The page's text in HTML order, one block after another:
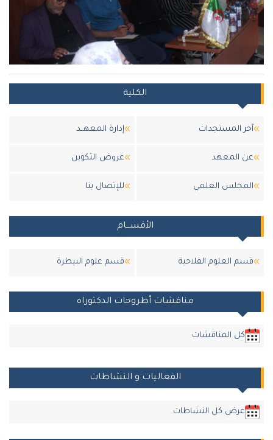
الكلية
آخر المستجدات إدارة المعهــد
عن المعهد عروض التكوين
المجلس العلمي للإتصال بنا
الأقســـام
قسم العلوم الفلاحية قسم علوم البيطرة
مناقشات أطروحات الدكتوراه
كل المناقشات
الفعاليات و النشاطات
عرض كل النشاطات